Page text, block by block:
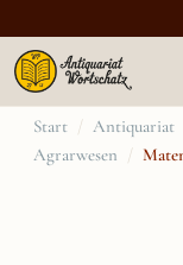
Zum
Inhalt
Start / Antiquariat
Agrarwesen /